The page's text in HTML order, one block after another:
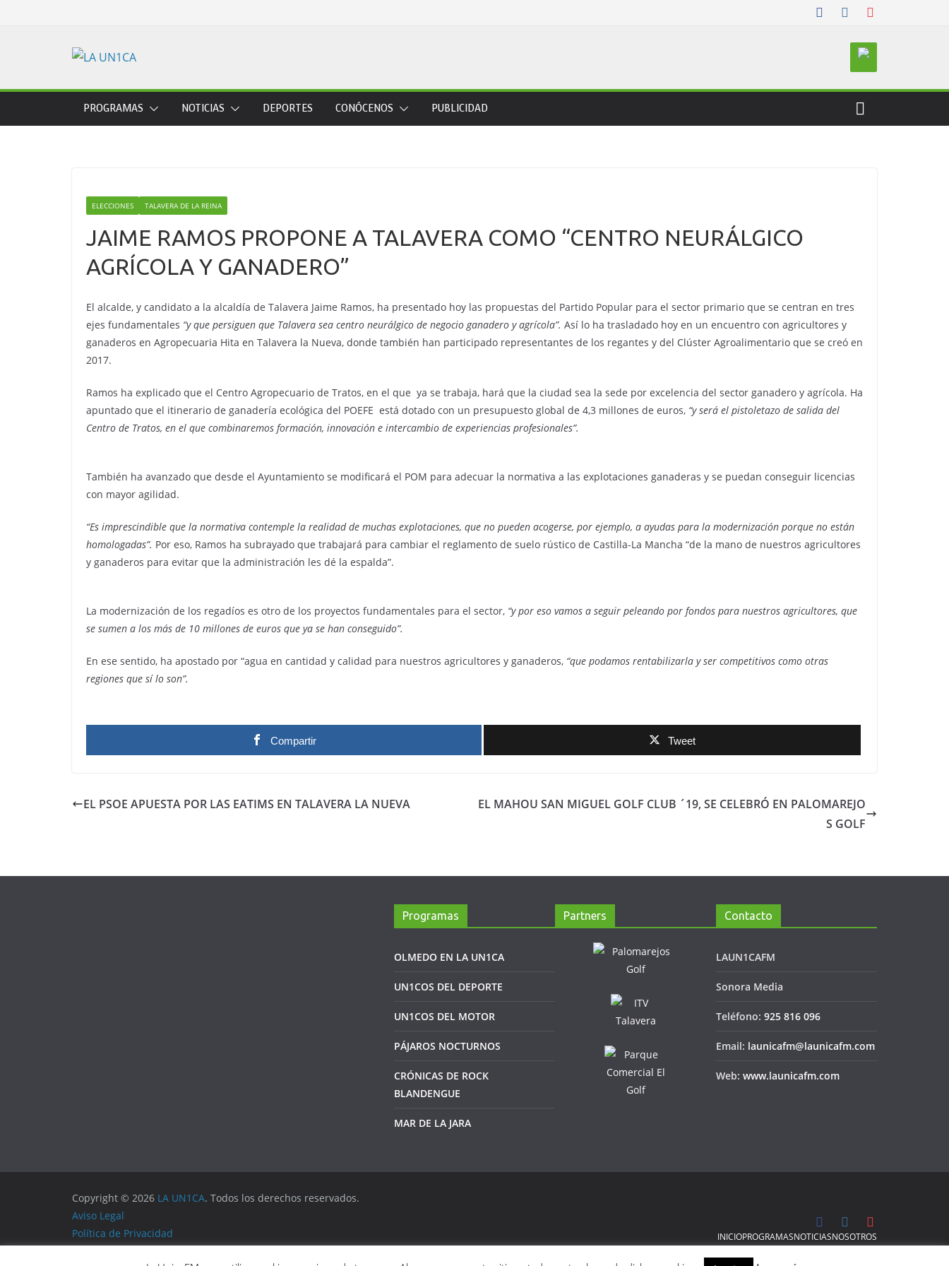
PROGRAMAS NOTICIAS DEPORTES CONÓCENOS PUBLICIDAD
ELECCIONES TALAVERA DE LA REINA
JAIME RAMOS PROPONE A TALAVERA COMO “CENTRO NEURÁLGICO
AGRÍCOLA Y GANADERO”
El alcalde, y candidato a la alcaldía de Talavera Jaime Ramos, ha presentado hoy las propuestas del Partido Popular para el sector primario que se centran en tres
ejes fundamentales “y que persiguen que Talavera sea centro neurálgico de negocio ganadero y agrícola”. Así lo ha trasladado hoy en un encuentro con agricultores y
ganaderos en Agropecuaria Hita en Talavera la Nueva, donde también han participado representantes de los regantes y del Clúster Agroalimentario que se creó en
2017.
Ramos ha explicado que el Centro Agropecuario de Tratos, en el que ya se trabaja, hará que la ciudad sea la sede por excelencia del sector ganadero y agrícola. Ha
apuntado que el itinerario de ganadería ecológica del POEFE está dotado con un presupuesto global de 4,3 millones de euros, “y será el pistoletazo de salida del
Centro de Tratos, en el que combinaremos formación, innovación e intercambio de experiencias profesionales”.
También ha avanzado que desde el Ayuntamiento se modificará el POM para adecuar la normativa a las explotaciones ganaderas y se puedan conseguir licencias
con mayor agilidad.
“Es imprescindible que la normativa contemple la realidad de muchas explotaciones, que no pueden acogerse, por ejemplo, a ayudas para la modernización porque no están
homologadas”. Por eso, Ramos ha subrayado que trabajará para cambiar el reglamento de suelo rústico de Castilla-La Mancha “de la mano de nuestros agricultores
y ganaderos para evitar que la administración les dé la espalda”.
La modernización de los regadíos es otro de los proyectos fundamentales para el sector, “y por eso vamos a seguir peleando por fondos para nuestros agricultores, que
se sumen a los más de 10 millones de euros que ya se han conseguido”.
En ese sentido, ha apostado por “agua en cantidad y calidad para nuestros agricultores y ganaderos, “que podamos rentabilizarla y ser competitivos como otras
regiones que sí lo son”.
Compartir Tweet
EL PSOE APUESTA POR LAS EATIMS EN TALAVERA LA NUEVA
EL MAHOU SAN MIGUEL GOLF CLUB ´19, SE CELEBRÓ EN PALOMAREJO
S GOLF
Programas
OLMEDO EN LA UN1CA
UN1COS DEL DEPORTE
UN1COS DEL MOTOR
PÁJAROS NOCTURNOS
CRÓNICAS DE ROCK
BLANDENGUE
MAR DE LA JARA
Partners Contacto
LAUN1CAFM
Sonora Media
Teléfono: 925 816 096
Email: launicafm@launicafm.com
Web: www.launicafm.com
INICIOPROGRAMASNOTICIASNOSOTROS
Copyright © 2026 LA UN1CA. Todos los derechos reservados.
Aviso Legal
Política de Privacidad